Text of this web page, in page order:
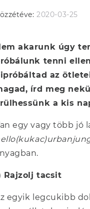
2020-03-25
akarunk úgy
tenni
az
írd meg
a kis
egy vagy több jó
Rajzolj tacsit
egyik legcukibb